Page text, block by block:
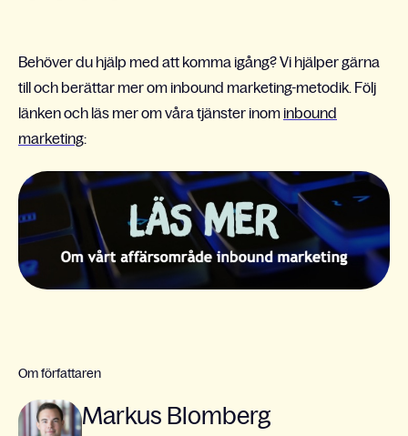
Behöver du hjälp med att komma igång? Vi hjälper gärna
till och berättar mer om inbound marketing-metodik. Följ
länken och läs mer om våra tjänster inominbound
marketing:
Om författaren
Markus Blomberg